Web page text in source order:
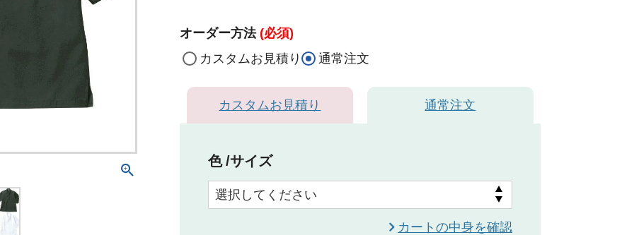
オーダー方法 (必須)
カスタムお見積り
通常注文
カスタムお見積り 通常注文
色 サイズ
カートの中身を確認